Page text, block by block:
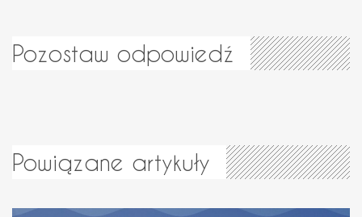
Pozostaw odpowiedź
Powiązane artykuły